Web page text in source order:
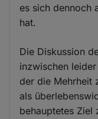
es sich dennoch
hat.
Die Diskussion
inzwischen
der die Mehrheit
als
behauptetes Ziel